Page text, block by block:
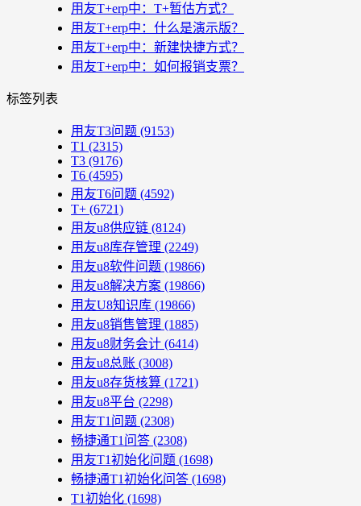
用友T+erp中：T+暂估方式？
用友T+erp中：什么是演示版？
用友T+erp中：新建快捷方式？
用友T+erp中：如何报销支票？
标签列表
用友T3问题 (9153)
T1 (2315)
T3 (9176)
T6 (4595)
用友T6问题 (4592)
T+ (6721)
用友u8供应链 (8124)
用友u8库存管理 (2249)
用友u8软件问题 (19866)
用友u8解决方案 (19866)
用友U8知识库 (19866)
用友u8销售管理 (1885)
用友u8财务会计 (6414)
用友u8总账 (3008)
用友u8存货核算 (1721)
用友u8平台 (2298)
用友T1问题 (2308)
畅捷通T1问答 (2308)
用友T1初始化问题 (1698)
畅捷通T1初始化问答 (1698)
T1初始化 (1698)